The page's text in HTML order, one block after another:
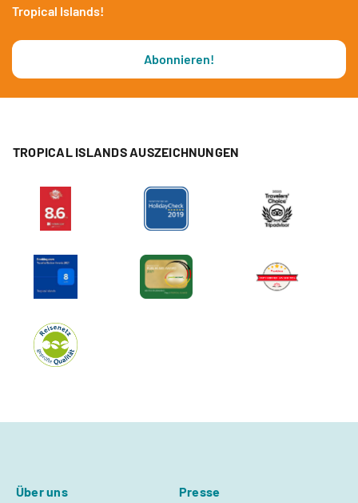
Tropical Islands!
Abonnieren!
TROPICAL ISLANDS AUSZEICHNUNGEN
Über uns Presse